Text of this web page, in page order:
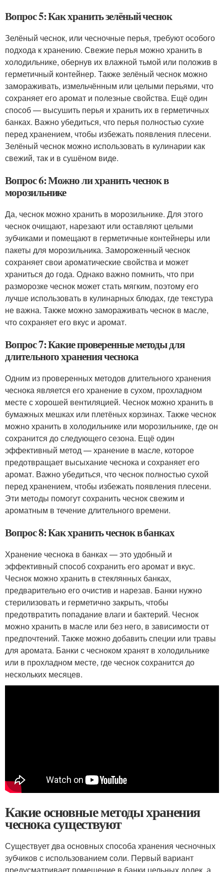
Вопрос 5: Как хранить зелёный чеснок
Зелёный чеснок, или чесночные перья, требуют особого
подхода к хранению. Свежие перья можно хранить в
холодильнике, обернув их влажной тьмой или положив в
герметичный контейнер. Также зелёный чеснок можно
замораживать, измельчённым или целыми перьями, что
сохраняет его аромат и полезные свойства. Ещё один
способ — высушить перья и хранить их в герметичных
банках. Важно убедиться, что перья полностью сухие
перед хранением, чтобы избежать появления плесени.
Зелёный чеснок можно использовать в кулинарии как
свежий, так и в сушёном виде.
Вопрос 6: Можно ли хранить чеснок в
морозильнике
Да, чеснок можно хранить в морозильнике. Для этого
чеснок очищают, нарезают или оставляют целыми
зубчиками и помещают в герметичные контейнеры или
пакеты для морозильника. Замороженный чеснок
сохраняет свои ароматические свойства и может
храниться до года. Однако важно помнить, что при
разморозке чеснок может стать мягким, поэтому его
лучше использовать в кулинарных блюдах, где текстура
не важна. Также можно замораживать чеснок в масле,
что сохраняет его вкус и аромат.
Вопрос 7: Какие проверенные методы для
длительного хранения чеснока
Одним из проверенных методов длительного хранения
чеснока является его хранение в сухом, прохладном
месте с хорошей вентиляцией. Чеснок можно хранить в
бумажных мешках или плетёных корзинах. Также чеснок
можно хранить в холодильнике или морозильнике, где он
сохранится до следующего сезона. Ещё один
эффективный метод — хранение в масле, которое
предотвращает высыхание чеснока и сохраняет его
аромат. Важно убедиться, что чеснок полностью сухой
перед хранением, чтобы избежать появления плесени.
Эти методы помогут сохранить чеснок свежим и
ароматным в течение длительного времени.
Вопрос 8: Как хранить чеснок в банках
Хранение чеснока в банках — это удобный и
эффективный способ сохранить его аромат и вкус.
Чеснок можно хранить в стеклянных банках,
предварительно его очистив и нарезав. Банки нужно
стерилизовать и герметично закрыть, чтобы
предотвратить попадание влаги и бактерий. Чеснок
можно хранить в масле или без него, в зависимости от
предпочтений. Также можно добавить специи или травы
для аромата. Банки с чесноком хранят в холодильнике
или в прохладном месте, где чеснок сохранится до
нескольких месяцев.
Какие основные методы хранения
чеснока существуют
Существует два основных способа хранения чесночных
зубчиков с использованием соли. Первый вариант